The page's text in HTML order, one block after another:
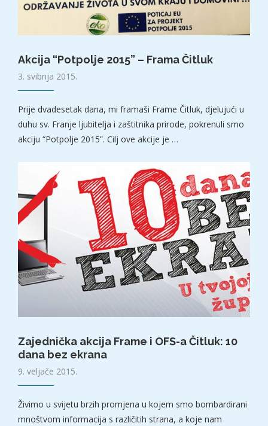
Akcija “Potpolje 2015” – Frama Čitluk
3. svibnja 2015.
Prije dvadesetak dana, mi framaši Frame Čitluk, djelujući u
duhu sv. Franje ljubitelja i zaštitnika prirode, pokrenuli smo
akciju “Potpolje 2015”. Cilj ove akcije je …
Zajednička akcija Frame i OFS-a Čitluk: 10
dana bez ekrana
9. veljače 2015.
Živimo u svijetu brzih promjena u kojem smo bombardirani
mnoštvom informacija s različitih strana, a koje nam